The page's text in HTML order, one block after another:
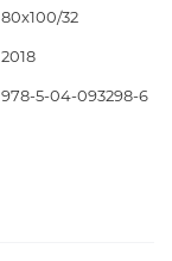
80x100/32
2018
978-5-04-093298-6